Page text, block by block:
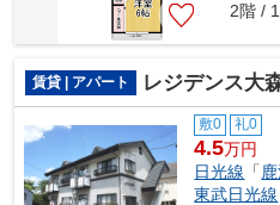
2階 /
賃貸 | アパート レジデンス大
敷0 礼0
4.5万円
日光線 「
東武日光線